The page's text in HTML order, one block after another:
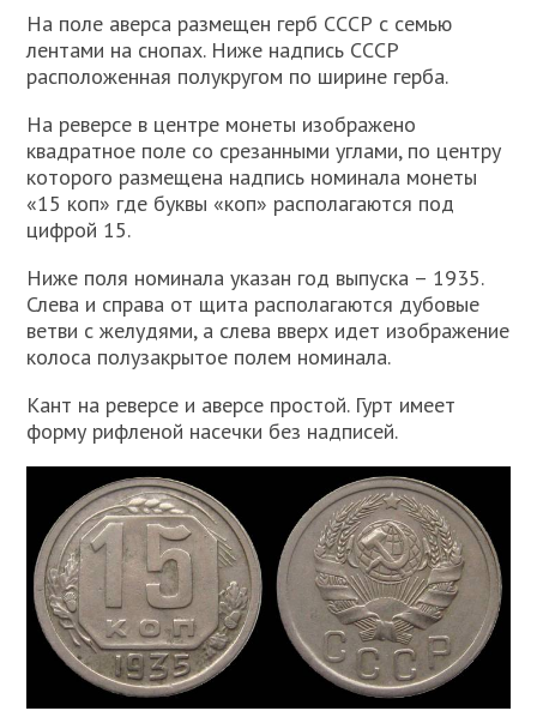
На поле аверса размещен герб СССР с семью
лентами на снопах. Ниже надпись СССР
расположенная полукругом по ширине герба.
На реверсе в центре монеты изображено
квадратное поле со срезанными углами, по центру
которого размещена надпись номинала монеты
«15 коп» где буквы «коп» располагаются под
цифрой 15.
Ниже поля номинала указан год выпуска – 1935.
Слева и справа от щита располагаются дубовые
ветви с желудями, а слева вверх идет изображение
колоса полузакрытое полем номинала.
Кант на реверсе и аверсе простой. Гурт имеет
форму рифленой насечки без надписей.